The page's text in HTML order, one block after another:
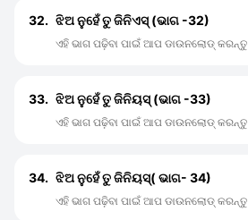
32. ଝିଅ ନୁହେଁ ତୁ ଜିନିଏସ୍ (ଭାଗ -32)
ଏହି ଭାଗ ପଢ଼ିବା ପାଇଁ ଆପ ଡାଉନଲୋଡ୍ କରନ୍ତୁ
33. ଝିଅ ନୁହେଁ ତୁ ଜିନିୟସ୍ (ଭାଗ -33)
ଏହି ଭାଗ ପଢ଼ିବା ପାଇଁ ଆପ ଡାଉନଲୋଡ୍ କରନ୍ତୁ
34. ଝିଅ ନୁହେଁ ତୁ ଜିନିୟସ୍( ଭାଗ- 34)
ଏହି ଭାଗ ପଢ଼ିବା ପାଇଁ ଆପ ଡାଉନଲୋଡ୍ କରନ୍ତୁ